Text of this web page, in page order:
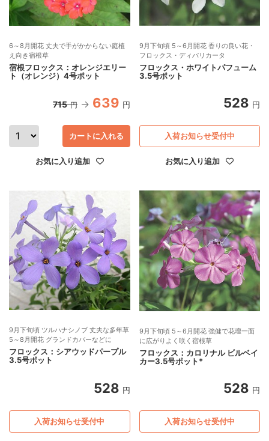
6～8月開花 丈夫で手がかからない庭植
え向き宿根草
宿根フロックス：オレンジエリー
ト（オレンジ）4号ポット
715 円 639 円
カートに入れる
お気に入り追加
9月下旬頃 5～6月開花 香りの良い花・
フロックス・ディバリカータ
フロックス・ホワイトパフューム
3.5号ポット
528 円
お気に入り追加
入荷お知らせ受付中
9月下旬頃 ツルハナシノブ 丈夫な多年草
5～8月開花 グランドカバーなどに
フロックス：シアウッドパープル
3.5号ポット
528 円
入荷お知らせ受付中
9月下旬頃 5～6月開花 強健で花壇一面
に広がりよく咲く宿根草
フロックス：カロリナル ビルベイ
カー3.5号ポット*
528 円
入荷お知らせ受付中